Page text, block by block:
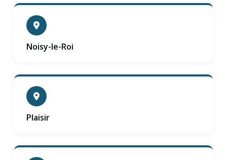
Noisy-le-Roi
Plaisir